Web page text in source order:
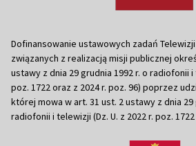
Dofinansowanie ustawowych zadań
związanych z realizacją misji publicznej
ustawy z dnia 29 grudnia 1992 r. o radiofonii i
poz. 1722 oraz z 2024 r. poz. 96) poprzez
której mowa w art. 31 ust. 2 ustawy z dnia 29
radiofonii i telewizji (Dz. U. z 2022 r. poz.